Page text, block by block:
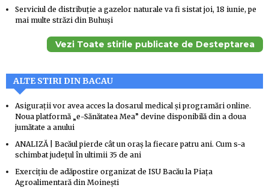
Serviciul de distribuție a gazelor naturale va fi sistat joi, 18 iunie, pe
mai multe străzi din Buhuși
Vezi Toate stirile publicate de Desteptarea
ALTE STIRI DIN BACAU
Asigurații vor avea acces la dosarul medical și programări online.
Noua platformă „e-Sănătatea Mea” devine disponibilă din a doua
jumătate a anului
ANALIZĂ | Bacăul pierde cât un oraș la fiecare patru ani. Cum s-a
schimbat județul în ultimii 35 de ani
Exercițiu de adăpostire organizat de ISU Bacău la Piața
Agroalimentară din Moinești